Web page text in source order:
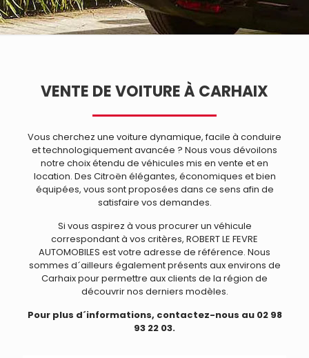
VENTE DE VOITURE À CARHAIX
Vous cherchez une voiture dynamique, facile à conduire
et technologiquement avancée ? Nous vous dévoilons
notre choix étendu de véhicules mis en vente et en
location. Des Citroën élégantes, économiques et bien
équipées, vous sont proposées dans ce sens afin de
satisfaire vos demandes.
Si vous aspirez à vous procurer un véhicule
correspondant à vos critères, ROBERT LE FEVRE
AUTOMOBILES est votre adresse de référence. Nous
sommes d´ailleurs également présents aux environs de
Carhaix pour permettre aux clients de la région de
découvrir nos derniers modèles.
Pour plus d´informations, contactez-nous au 02 98
93 22 03.